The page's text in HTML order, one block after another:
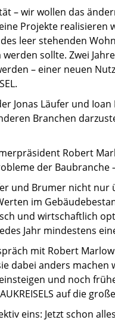
– wir wollen das
Projekte realisieren
leer stehenden
werden sollte. Zwei
– einer neuen
Jonas Läufer und
Branchen
Robert
der Baubranche
und Brumer nicht nur
im
und wirtschaftlich
Jahr mindestens
mit Robert
dabei anders
und noch
auf die
eins: Jetzt schon